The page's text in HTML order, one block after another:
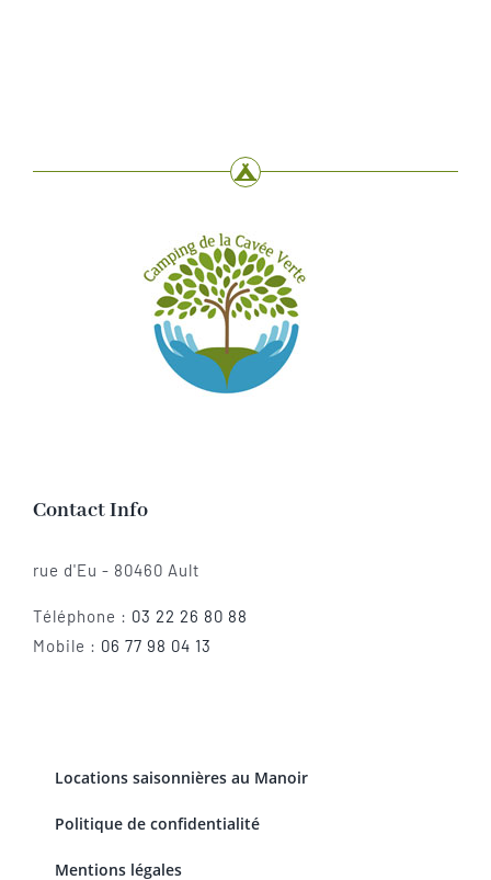
Contact Info
rue d'Eu - 80460 Ault
Téléphone : 03 22 26 80 88
Mobile : 06 77 98 04 13
Locations saisonnières au Manoir
Politique de confidentialité
Mentions légales